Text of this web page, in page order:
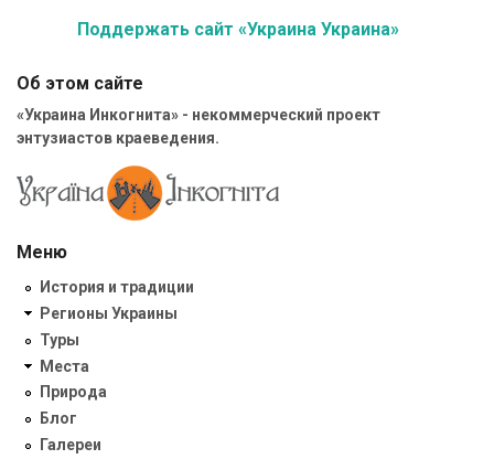
Поддержать сайт «Украина Украина»
Об этом сайте
«Украина Инкогнита» - некоммерческий проект
энтузиастов краеведения.
Меню
История и традиции
Регионы Украины
Туры
Места
Природа
Блог
Галереи